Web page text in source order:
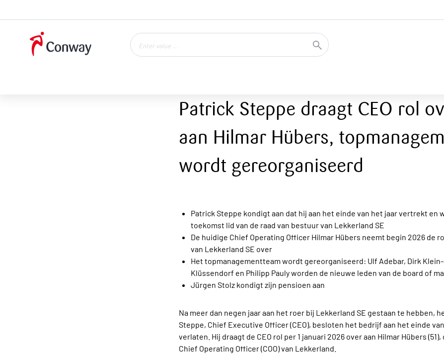
Patrick Steppe draagt CEO rol
aan Hilmar Hübers,
wordt gereorganiseerd
Patrick Steppe kondigt aan dat hij aan het einde van het jaar vertrekt en
toekomst lid van de raad van bestuur van Lekkerland SE
De huidige Chief Operating Officer Hilmar Hübers neemt begin 2026 de
van Lekkerland SE over
Het topmanagementteam wordt gereorganiseerd: Ulf Adebar, Dirk
Klüssendorf en Philipp Pauly worden de nieuwe leden van de board of
Jürgen Stolz kondigt zijn pensioen aan
Na meer dan negen jaar aan het roer bij Lekkerland SE gestaan te hebben,
Steppe, Chief Executive Officer (CEO), besloten het bedrijf aan het einde
verlaten. Hij draagt de CEO rol per 1 januari 2026 over aan Hilmar Hübers
Chief Operating Officer (COO) van Lekkerland.